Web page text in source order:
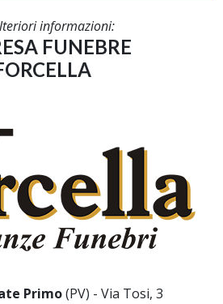
informazioni:
FUNEBRE
Primo(PV) - Via Tosi, 3